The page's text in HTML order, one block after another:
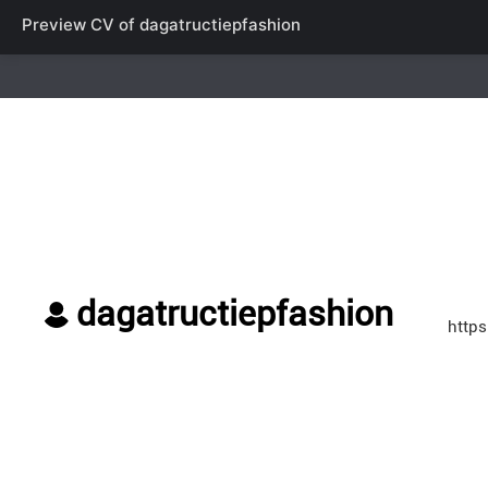
Preview CV of dagatructiepfashion
dagatructiepfashion